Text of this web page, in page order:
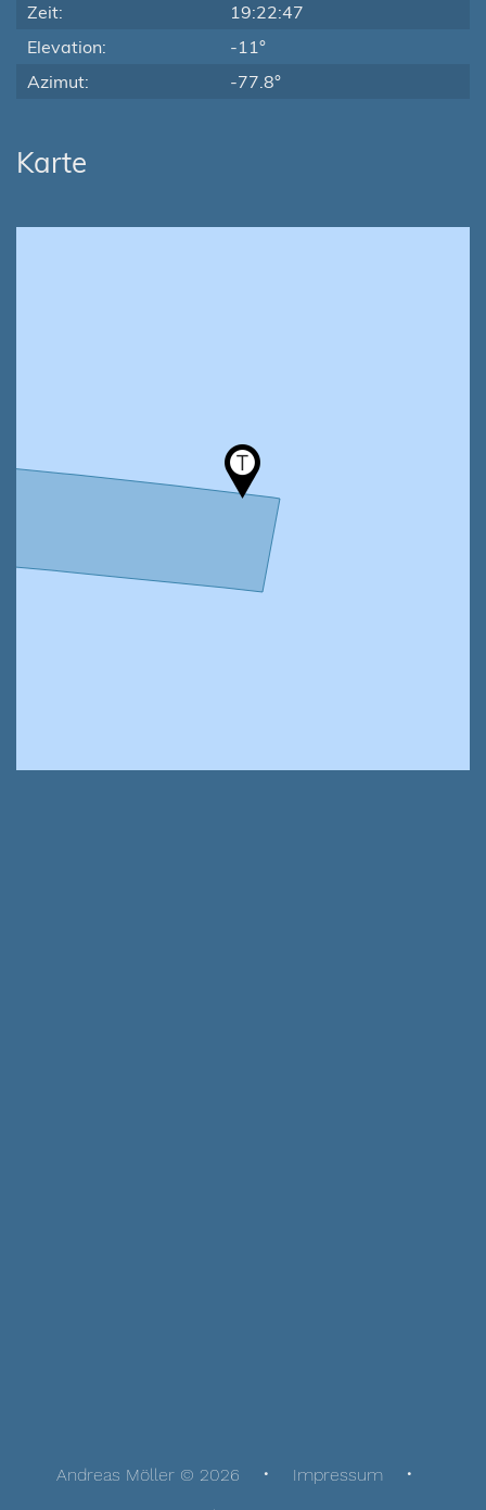
Zeit:
19:22:47
Elevation:
-11°
Azimut:
-77.8°
Karte
Andreas Möller © 2026
Impressum